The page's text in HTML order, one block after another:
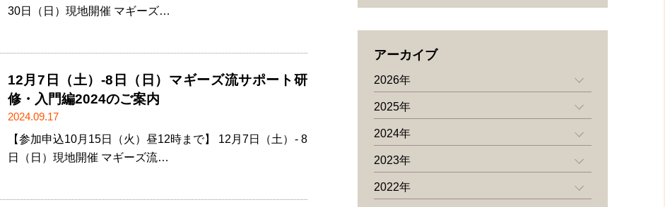
30日（日）現地開催 マギーズ…
12月7日（土）-8日（日）マギーズ流サポート研
修・入門編2024のご案内
2024.09.17
【参加申込10月15日（火）昼12時まで】 12月7日（土）- 8
日（日）現地開催 マギーズ流…
アーカイブ
2026年
2025年
2024年
2023年
2022年